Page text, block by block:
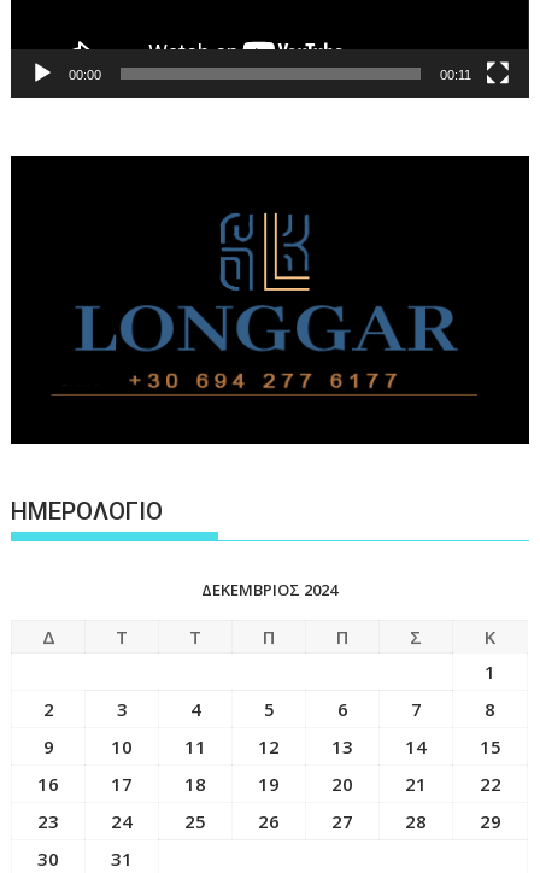
00:00 00:11
ΗΜΕΡΟΛΟΓΙΟ
ΔΕΚΈΜΒΡΙΟΣ 2024
Δ Τ Τ Π Π Σ
Κ
1
2
3 4 5 6 7
8
9
10 11 12 13 14
15
16
17 18 19 20 21
22
23
24 25 26 27 28
29
30
31